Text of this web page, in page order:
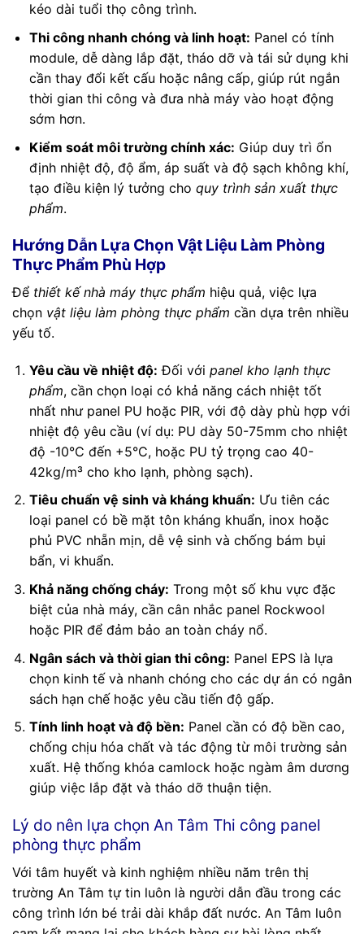
kéo dài tuổi thọ công trình.
Thi công nhanh chóng và linh hoạt: Panel có tính
module, dễ dàng lắp đặt, tháo dỡ và tái sử dụng khi
cần thay đổi kết cấu hoặc nâng cấp, giúp rút ngắn
thời gian thi công và đưa nhà máy vào hoạt động
sớm hơn.
Kiểm soát môi trường chính xác: Giúp duy trì ổn
định nhiệt độ, độ ẩm, áp suất và độ sạch không khí,
tạo điều kiện lý tưởng cho quy trình sản xuất thực
phẩm.
Hướng Dẫn Lựa Chọn Vật Liệu Làm Phòng
Thực Phẩm Phù Hợp
Để thiết kế nhà máy thực phẩm hiệu quả, việc lựa
chọn vật liệu làm phòng thực phẩm cần dựa trên nhiều
yếu tố.
Yêu cầu về nhiệt độ: Đối với panel kho lạnh thực
phẩm, cần chọn loại có khả năng cách nhiệt tốt
nhất như panel PU hoặc PIR, với độ dày phù hợp với
nhiệt độ yêu cầu (ví dụ: PU dày 50-75mm cho nhiệt
độ -10°C đến +5°C, hoặc PU tỷ trọng cao 40-
42kg/m³ cho kho lạnh, phòng sạch).
Tiêu chuẩn vệ sinh và kháng khuẩn: Ưu tiên các
loại panel có bề mặt tôn kháng khuẩn, inox hoặc
phủ PVC nhẵn mịn, dễ vệ sinh và chống bám bụi
bẩn, vi khuẩn.
Khả năng chống cháy: Trong một số khu vực đặc
biệt của nhà máy, cần cân nhắc panel Rockwool
hoặc PIR để đảm bảo an toàn cháy nổ.
Ngân sách và thời gian thi công: Panel EPS là lựa
chọn kinh tế và nhanh chóng cho các dự án có ngân
sách hạn chế hoặc yêu cầu tiến độ gấp.
Tính linh hoạt và độ bền: Panel cần có độ bền cao,
chống chịu hóa chất và tác động từ môi trường sản
xuất. Hệ thống khóa camlock hoặc ngàm âm dương
giúp việc lắp đặt và tháo dỡ thuận tiện.
Lý do nên lựa chọn An Tâm Thi công panel
phòng thực phẩm
Với tâm huyết và kinh nghiệm nhiều năm trên thị
trường An Tâm tự tin luôn là người dẫn đầu trong các
công trình lớn bé trải dài khắp đất nước. An Tâm luôn